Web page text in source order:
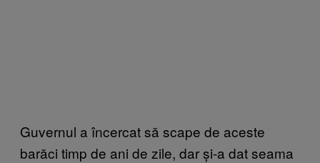
Guvernul a încercat să scape de aceste
barăci timp de ani de zile, dar și-a dat seama